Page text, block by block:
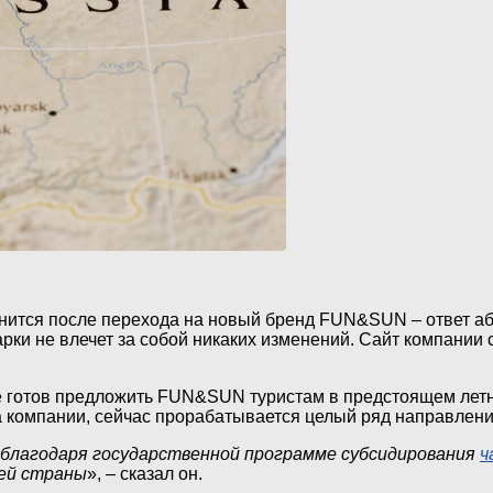
после перехода на новый бренд FUN&SUN – ответ
не влечет за собой никаких изменений. Сайт компании
предложить FUN&SUN туристам в предстоящем
сейчас прорабатывается целый ряд
государственной программе субсидирования
страны», – сказал он.